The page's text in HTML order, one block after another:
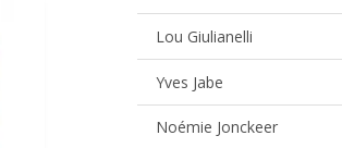
Lou Giulianelli
Yves Jabe
Noémie Jonckeer